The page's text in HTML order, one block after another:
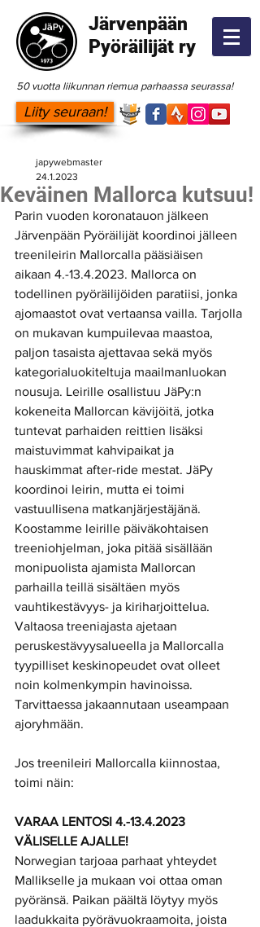
Järvenpään
Pyöräilijät ry
50 vuotta liikunnan riemua parhaassa seurassa!
Liity seuraan!
Keväinen Mallorca kutsuu!
japywebmaster
24.1.2023
Parin vuoden koronatauon jälkeen
Järvenpään Pyöräilijät koordinoi jälleen
treenileirin Mallorcalla pääsiäisen
aikaan 4.-13.4.2023. Mallorca on
todellinen pyöräilijöiden paratiisi, jonka
ajomaastot ovat vertaansa vailla. Tarjolla
on mukavan kumpuilevaa maastoa,
paljon tasaista ajettavaa sekä myös
kategorialuokiteltuja maailmanluokan
nousuja. Leirille osallistuu JäPy:n
kokeneita Mallorcan kävijöitä, jotka
tuntevat parhaiden reittien lisäksi
maistuvimmat kahvipaikat ja
hauskimmat after-ride mestat. JäPy
koordinoi leirin, mutta ei toimi
vastuullisena matkanjärjestäjänä.
Koostamme leirille päiväkohtaisen
treeniohjelman, joka pitää sisällään
monipuolista ajamista Mallorcan
parhailla teillä sisältäen myös
vauhtikestävyys- ja kiriharjoittelua.
Valtaosa treeniajasta ajetaan
peruskestävyysalueella ja Mallorcalla
tyypilliset keskinopeudet ovat olleet
noin kolmenkympin havinoissa.
Tarvittaessa jakaannutaan useampaan
ajoryhmään.
Jos treenileiri Mallorcalla kiinnostaa,
toimi näin:
VARAA LENTOSI 4.-13.4.2023
VÄLISELLE AJALLE!
Norwegian tarjoaa parhaat yhteydet
Mallikselle ja mukaan voi ottaa oman
pyöränsä. Paikan päältä löytyy myös
laadukkaita pyörävuokraamoita, joista